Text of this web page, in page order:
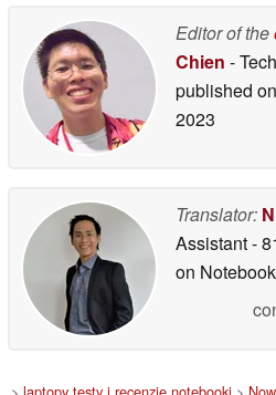
Editor of the
Chien -
published
2023
Translator:
Assistant-
on